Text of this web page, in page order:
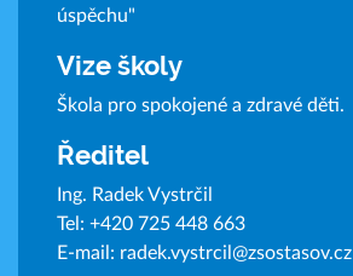
úspěchu"
Vize školy
Škola pro spokojené a zdravé děti.
Ředitel
Ing. Radek Vystrčil
Tel: +420 725 448 663
E-mail: radek.vystrcil@zsostasov.cz